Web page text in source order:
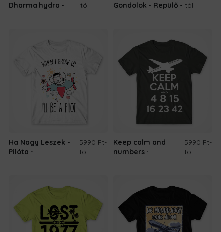
Dharma hydra
tól
Gondolok - Repülő
tól
Ha Nagy Leszek -
Pilóta
5990 Ft-
tól
Keep calm and
numbers
5990 Ft-
tól